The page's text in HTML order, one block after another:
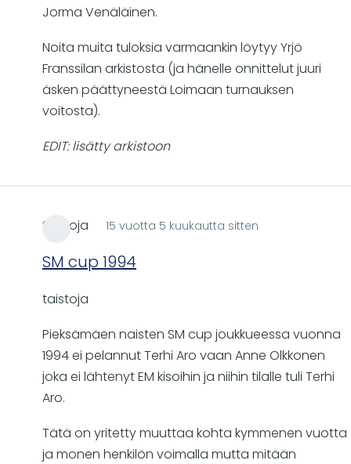
Jorma Venäläinen.
Noita muita tuloksia varmaankin löytyy Yrjö
Franssilan arkistosta (ja hänelle onnittelut juuri
äsken päättyneestä Loimaan turnauksen
voitosta).
EDIT: lisätty arkistoon
taistoja 15 vuotta 5 kuukautta sitten
SM cup 1994
taistoja
Pieksämäen naisten SM cup joukkueessa vuonna
1994 ei pelannut Terhi Aro vaan Anne Olkkonen
joka ei lähtenyt EM kisoihin ja niihin tilalle tuli Terhi
Aro.
Tätä on yritetty muuttaa kohta kymmenen vuotta
ja monen henkilön voimalla mutta mitään